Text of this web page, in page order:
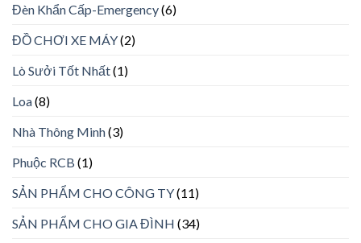
Đèn Khẩn Cấp-Emergency(6)
ĐỒ CHƠI XE MÁY(2)
Lò Sưởi Tốt Nhất(1)
Loa(8)
Nhà Thông Minh(3)
Phuộc RCB (1)
SẢN PHẨM CHO CÔNG TY(11)
SẢN PHẨM CHO GIA ĐÌNH (34)